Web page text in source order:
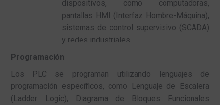
dispositivos, como computadoras,
pantallas HMI (Interfaz Hombre-Máquina),
sistemas de control supervisivo (SCADA)
y redes industriales.
Programación
Los PLC se programan utilizando lenguajes de
programación específicos, como Lenguaje de Escalera
(Ladder Logic), Diagrama de Bloques Funcionales